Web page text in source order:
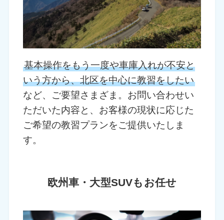
基本操作をもう一度や車庫入れが不安と
いう方から、北区を中心に教習をしたい
など、ご要望さまざま。お問い合わせい
ただいた内容と、お客様の現状に応じた
ご希望の教習プランをご提供いたしま
す。
欧州車・大型SUVもお任せ